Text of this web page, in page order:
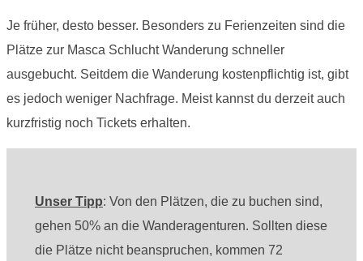
Je früher, desto besser. Besonders zu Ferienzeiten sind die
Plätze zur Masca Schlucht Wanderung schneller
ausgebucht. Seitdem die Wanderung kostenpflichtig ist, gibt
es jedoch weniger Nachfrage. Meist kannst du derzeit auch
kurzfristig noch Tickets erhalten.
Unser Tipp: Von den Plätzen, die zu buchen sind,
gehen 50% an die Wanderagenturen. Sollten diese
die Plätze nicht beanspruchen, kommen 72